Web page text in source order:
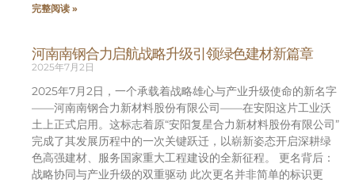
完整阅读 »
河南南钢合力启航战略升级引领绿色建材新篇章
2025年7月2日
2025年7月2日，一个承载着战略雄心与产业升级使命的新名字
——河南南钢合力新材料股份有限公司——在安阳这片工业沃
土上正式启用。这标志着原“安阳复星合力新材料股份有限公司”
完成了其发展历程中的一次关键跃迁，以崭新姿态开启深耕绿
色高强建材、服务国家重大工程建设的全新征程。 更名背后：
战略协同与产业升级的双重驱动 此次更名并非简单的标识更